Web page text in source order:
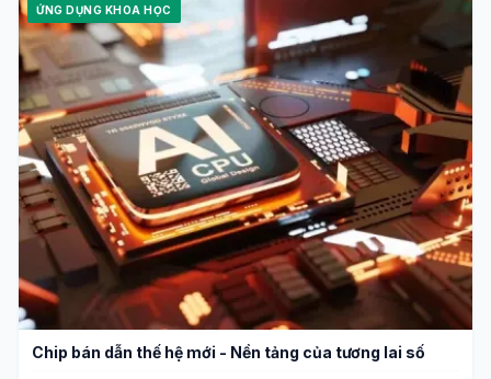
ỨNG DỤNG KHOA HỌC
Chip bán dẫn thế hệ mới - Nền tảng của tương lai số